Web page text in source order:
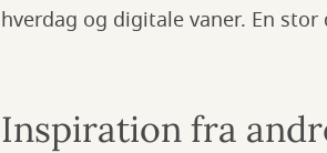
hverdag og digitale vaner. En
Inspiration fra